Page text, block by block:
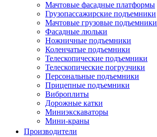
Мачтовые фасадные платформы
Грузопассажирские подъемники
Мачтовые грузовые подъемники
Фасадные люльки
Ножничные подъемники
Коленчатые подъемники
Телескопические подъемники
Телескопические погрузчики
Персональные подъемники
Прицепные подъемники
Виброплиты
Дорожные катки
Миниэкскаваторы
Мини-краны
Производители